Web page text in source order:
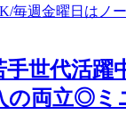
手世代活躍
の両立◎ミ